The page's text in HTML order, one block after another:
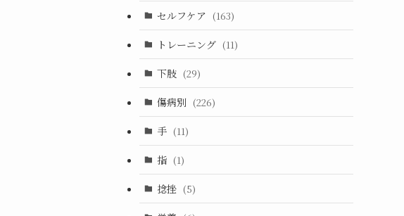
セルフケア (163)
トレーニング (11)
下肢 (29)
傷病別 (226)
手 (11)
指 (1)
捻挫 (5)